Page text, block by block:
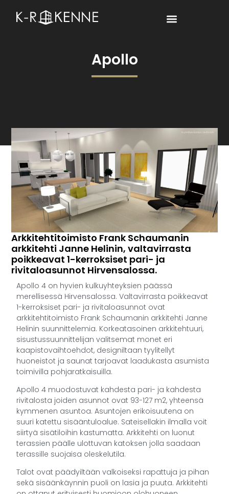
Apollo
Arkkitehtitoimisto Frank Schaumanin
arkkitehti Janne Helinin, valtavirrasta
poikkeavat 1-kerroksiset pari- ja
rivitaloasunnot Hirvensalossa.
Apollo 4 on hyvien kulkuyhteyksien päässä
merellisessä Hirvensalossa. Valtavirrasta poikkeavat
1-kerroksiset pari- ja rivitaloasunnot ovat
arkkitehtitoimisto Frank Schaumanin arkkitehti Janne
Helinin suunnittelemia. Korkeatasoinen arkkitehtuuri,
sisustussuunnittelijan valitsemat monet eri
kaapistovaihtoehdot, designiltaan tyylitellyt
huoneistot ja saunat tarjoavat laadukasta asumista
toimivilla pohjaratkaisuilla.
Apollo 4 muodostuvat kahdesta pari- ja kahdesta
rivitalosta joiden asunnot ovat 93-127 m2, yhteensä
kymmenen asuntoa. Asuntojen erikoisuutena on
suuri katettu sisääntuloalue. Sateisellakin ilmalla voit
siirtyä sisätiloihin kastumatta. Arkkitehti on luonut
terassien päälle ulottuvan katoksen jolla saadaan
terassille suojaisa oleskelutila.
Talot ovat päädyiltään valkoiseksi rapattuja ja pihan
sekä sisäänkäynnin puoli on lasia ja puuta. Arkkitehti